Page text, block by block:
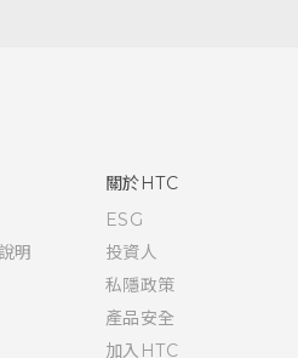
明
關於HTC
ESG
投資人
私隱政策
產品安全
加入HTC